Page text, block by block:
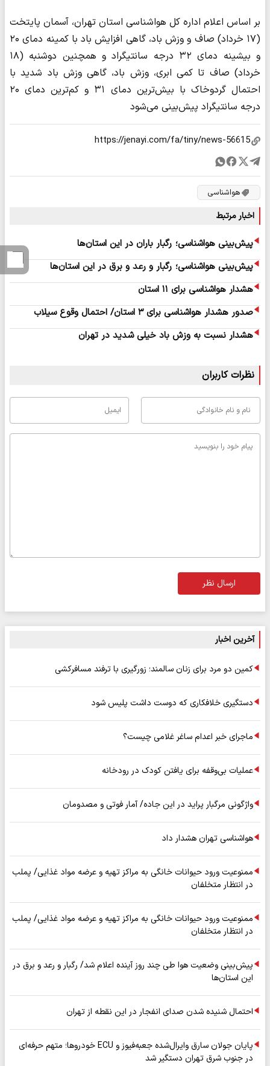
بر اساس اعلام اداره کل هواشناسی استان تهران، آسمان پایتخت
(۱۷ خرداد) صاف و وزش باد، گاهی افزایش باد با کمینه دمای ۲۰
و بیشینه دمای ۳۲ درجه سانتیگراد و همچنین دوشنبه (۱۸
خرداد) صاف تا کمی ابری، وزش باد، گاهی وزش باد شدید با
احتمال گردوخاک با بیش‌ترین دمای ۳۱ و کم‌ترین دمای ۲۰
درجه سانتیگراد پیش‌بینی می‌شود
هواشناسی
اخبار مرتبط
پیش‌بینی هواشناسی؛ رگبار باران در این استان‌ها
پیش‌بینی هواشناسی؛ رگبار و رعد و برق در این استان‌ها
هشدار هواشناسی برای ۱۱ استان
صدور هشدار هواشناسی برای ۳ استان/ احتمال وقوع سیلاب
هشدار نسبت به وزش باد خیلی شدید در تهران
نظرات کاربران
ارسال نظر
آخرین اخبار
کمین دو مرد برای زنان سالمند؛ زورگیری با ترفند مسافرکشی
دستگیری خلافکاری که دوست داشت پلیس شود
ماجرای خبر اعدام ساغر غلامی چیست؟
عملیات بی‌وقفه برای یافتن کودک در رودخانه
واژگونی مرگبار پراید در این جاده/ آمار فوتی و مصدومان
هواشناسی تهران هشدار داد
ممنوعیت ورود حیوانات خانگی به مراکز تهیه و عرضه مواد غذایی/ پملب
در انتظار متخلفان
ممنوعیت ورود حیوانات خانگی به مراکز تهیه و عرضه مواد غذایی/ پملب
در انتظار متخلفان
پیش‌بینی وضعیت هوا طی چند روز آینده اعلام شد/ رگبار و رعد و برق در
این استان‌ها
احتمال شنیده شدن صدای انفجار در این نقطه از تهران
پایان جولان سارق وایرال‌شده جعبه‌فیوز و ECU خودروها؛ متهم حرفه‌ای
در جنوب شرق تهران دستگیر شد